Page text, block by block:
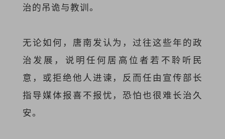
治的吊诡与教训。
无论如何，唐南发认为，过往这些年的政
治发展，说明任何居高位者若不聆听民
意，或拒绝他人进谏，反而任由宣传部长
指导媒体报喜不报忧，恐怕也很难长治久
安。